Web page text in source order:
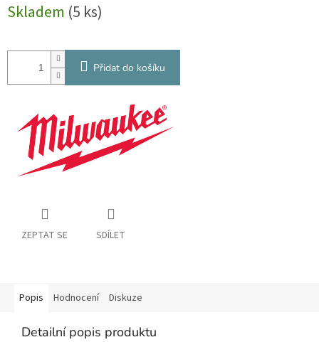
cena:
Skladem (5 ks)
Přidat do košíku
ZEPTAT SE SDÍLET
Popis Hodnocení Diskuze
Detailní popis produktu